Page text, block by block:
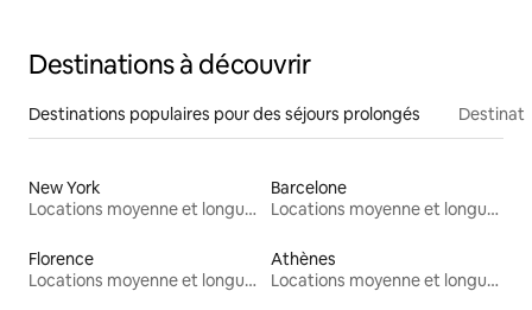
Destinations à découvrir
Destinations populaires pour des séjours prolongés
New York
Locations moyenne et longue durée
Barcelone
Locations moyenne et longue durée
Florence
Locations moyenne et longue durée
Athènes
Locations moyenne et longue durée